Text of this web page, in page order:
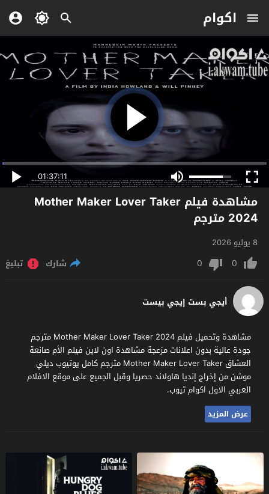
اكوام
01:37:11
مشاهدة فيلم Mother Maker Lover Taker
2024 مترجم
8 يوليو 2026
0
0 شارك تبليغ
أيجي بست إيجي بيست
مشاهدة وتحميل فيلم Mother Maker Lover Taker 2024 مترجم
جودة عالية بدون اعلانات مزعجة مشاهدة اون لاين فيلم الأم صانعة
العشاق Mother Maker Lover Taker مترجم كامل يوتيوب ديلي
موشن من إخراج إنديا هاولاند حصريا وقبل الجميع على موقع الافلام
العربي الاول اكوام تيوب.
عرض المزيد